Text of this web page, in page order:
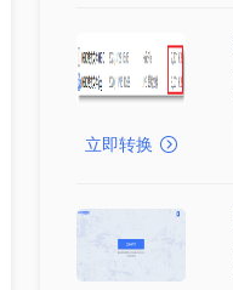
立即转换